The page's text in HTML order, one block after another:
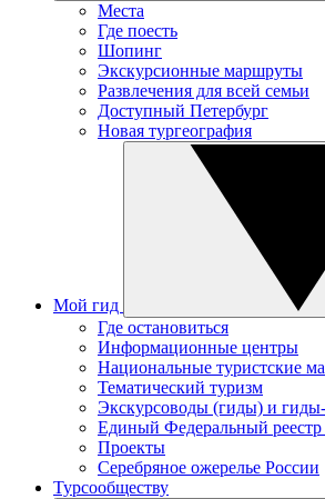
Места
Где поесть
Шопинг
Экскурсионные маршруты
Развлечения для всей семьи
Доступный Петербург
Новая тургеография
Мой гид
Где остановиться
Информационные центры
Национальные туристские
Тематический туризм
Экскурсоводы (гиды) и
Единый Федеральный реестр
Проекты
Серебряное ожерелье России
Турсообществу